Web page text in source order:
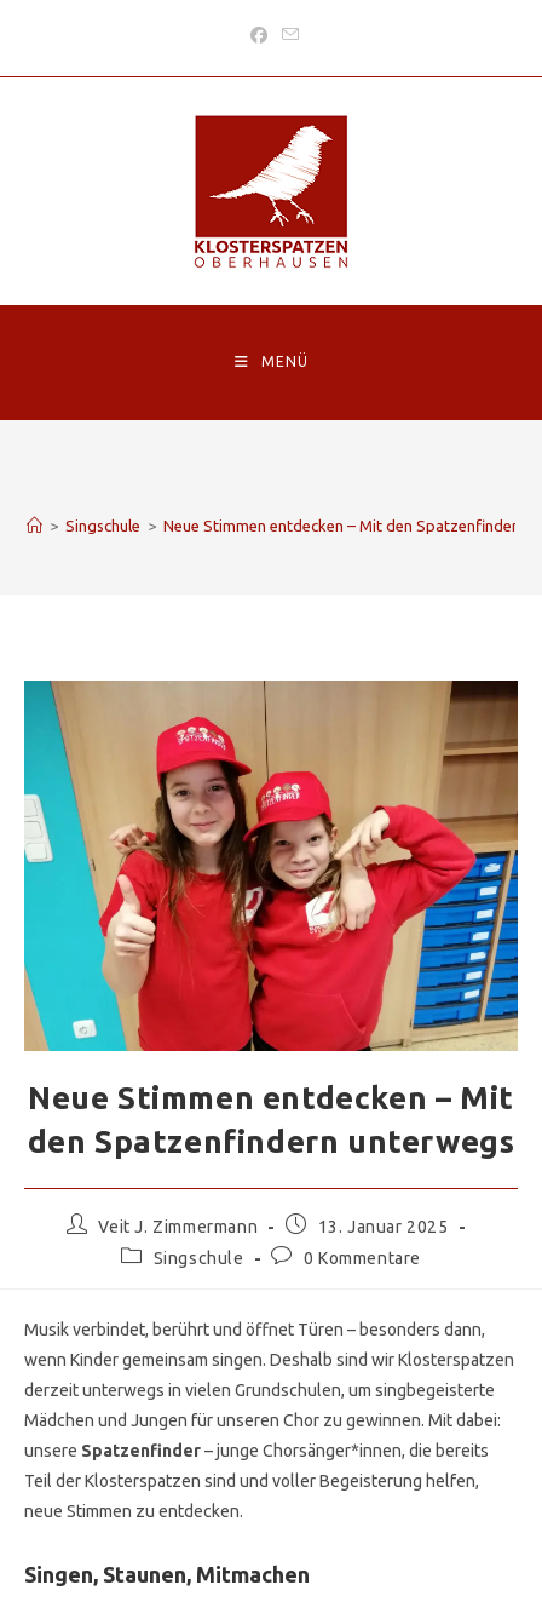
MENÜ
> Singschule > Neue Stimmen entdecken – Mit den Spatzenfindern
Neue Stimmen entdecken – Mit
den Spatzenfindern unterwegs
Veit J. Zimmermann
13. Januar 2025
Singschule
0 Kommentare
Musik verbindet, berührt und öffnet Türen – besonders dann,
wenn Kinder gemeinsam singen. Deshalb sind wir Klosterspatzen
derzeit unterwegs in vielen Grundschulen, um singbegeisterte
Mädchen und Jungen für unseren Chor zu gewinnen. Mit dabei:
unsere Spatzenfinder– junge Chorsänger*innen, die bereits
Teil der Klosterspatzen sind und voller Begeisterung helfen,
neue Stimmen zu entdecken.
Singen, Staunen, Mitmachen